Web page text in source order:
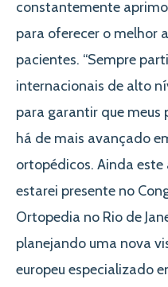
constantemente
para oferecer o melhor
pacientes. “Sempre
internacionais de alto
para garantir que meus
há de mais avançado
ortopédicos. Ainda este
estarei presente no
Ortopedia no Rio de
planejando uma nova
europeu especializado